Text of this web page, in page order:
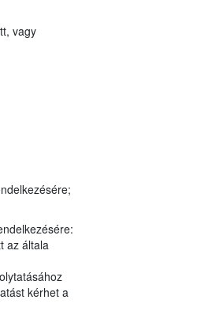
vagy
az általa
kérhet a